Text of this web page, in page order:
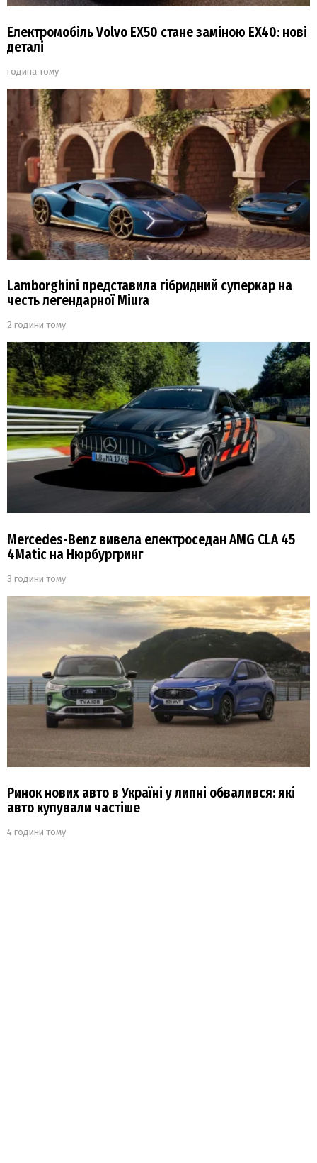
Електромобіль Volvo EX50 стане заміною EX40: нові
деталі
година тому
Lamborghini представила гібридний суперкар на
честь легендарної Miura
2 години тому
Mercedes-Benz вивела електроседан AMG CLA 45
4Matic на Нюрбургринг
3 години тому
Ринок нових авто в Україні у липні обвалився: які
авто купували частіше
4 години тому